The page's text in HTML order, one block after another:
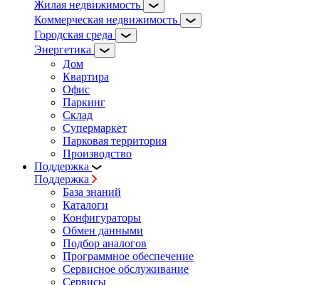
Жилая недвижимость
Коммерческая недвижимость
Городская среда
Энергетика
Дом
Квартира
Офис
Паркинг
Склад
Супермаркет
Парковая территория
Производство
Поддержка
Поддержка
База знаний
Каталоги
Конфигураторы
Обмен данными
Подбор аналогов
Программное обеспечение
Сервисное обслуживание
Сервисы